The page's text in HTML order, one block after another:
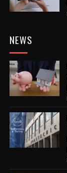
NEWS